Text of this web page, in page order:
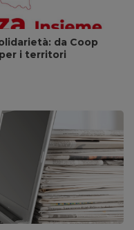
da Coop
i territori